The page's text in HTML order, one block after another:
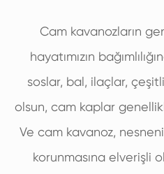
Cam kavanozların
hayatımızın
soslar, bal, ilaçlar,
olsun, cam kaplar
Ve cam kavanoz,
korunmasına elverişli